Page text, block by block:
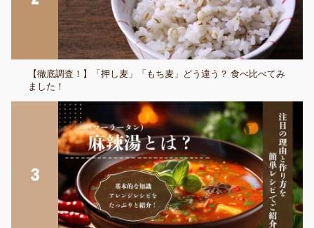
【徹底調査！】「押し麦」「もち麦」どう違う？ 食べ比べてみ
ました！